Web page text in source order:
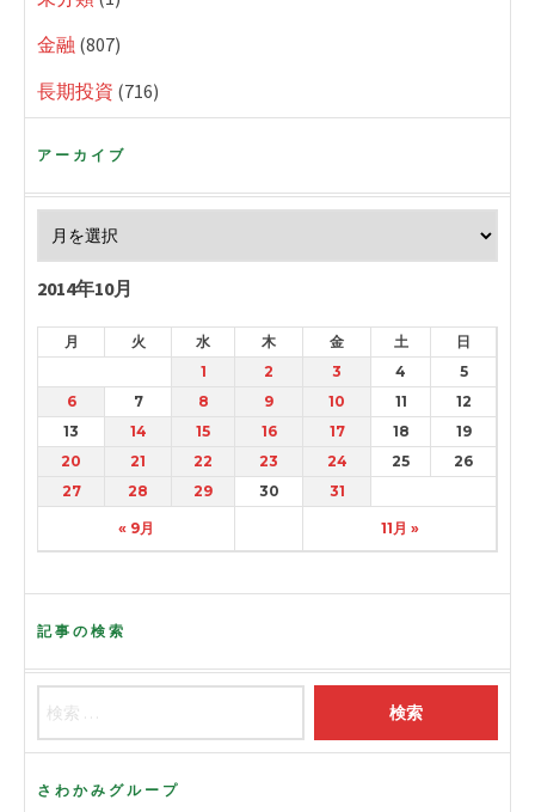
金融 (807)
長期投資 (716)
アーカイブ
2014年10月
月 火 水 木 金 土 日
« 9月 11月 »
1 2 3 4
5
6
7 8 9 10 11
12
13
14 15 16 17 18
19
20
21 22 23 24 25
26
27
28 29 30 31
記事の検索
さわかみグループ